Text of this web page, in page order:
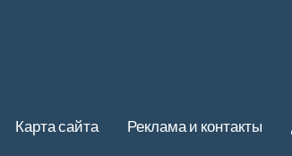
Карта сайта Реклама и контакты